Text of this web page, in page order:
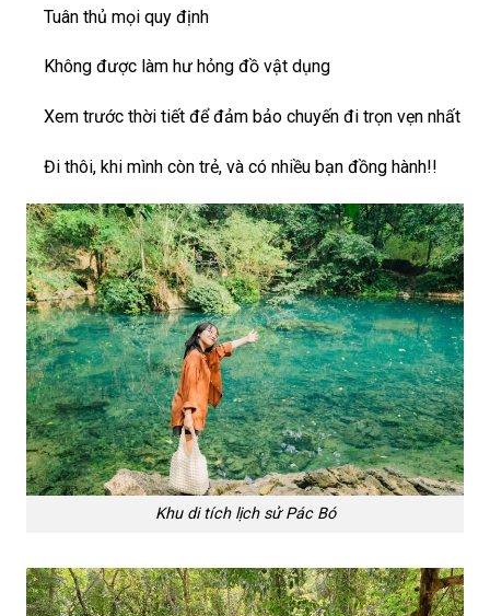
Tuân thủ mọi quy định
Không được làm hư hỏng đồ vật dụng
Xem trước thời tiết để đảm bảo chuyến đi trọn vẹn nhất
Đi thôi, khi mình còn trẻ, và có nhiều bạn đồng hành!!
Khu di tích lịch sử Pác Bó